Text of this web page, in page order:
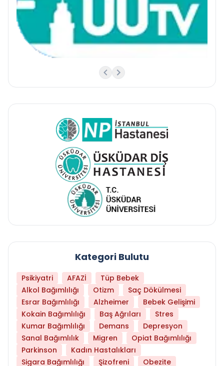
Kategori Bulutu
Psikiyatri AFAZİ
Tüp Bebek
Alkol Bağımlılığı
Otizm
Saç Dökülmesi
Esrar Bağımlılığı
Alzheimer
Bebek Gelişimi
Kokain Bağımlılığı
Baş Ağrıları
Stres
Kumar Bağımlılığı
Demans
Depresyon
Sanal Bağımlılık
Migren
Opiat Bağımlılığı
Parkinson
Kadın Hastalıkları
Sigara Bağımlılığı
Şizofreni Obezite